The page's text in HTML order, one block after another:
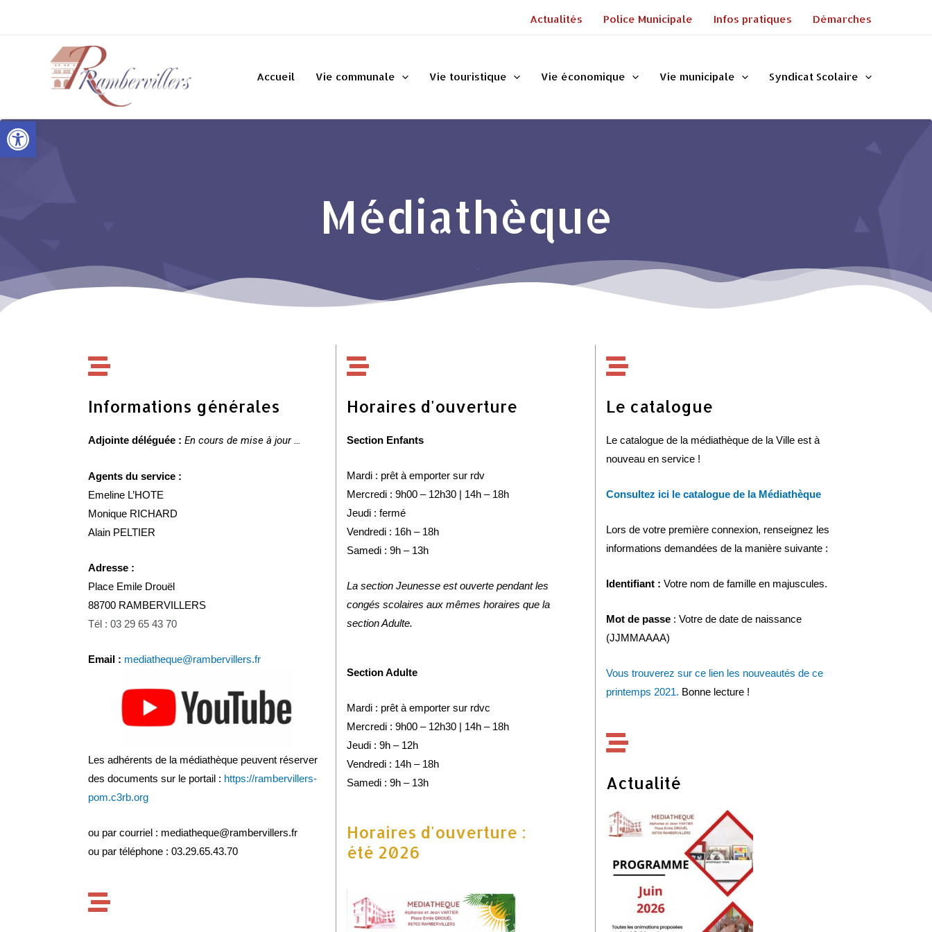
Ouvrir la barre d’outils
Actualités Police Municipale Infos pratiques Démarches
Accueil Vie communale Vie touristique Vie économique Vie municipale Syndicat Scolaire
Médiathèque
Informations générales
Adjointe déléguée : En cours de mise à jour …
Agents du service :
Emeline L’HOTE
Monique RICHARD
Alain PELTIER
Adresse :
Place Emile Drouël
88700 RAMBERVILLERS
Tél : 03 29 65 43 70
Email : mediatheque@rambervillers.fr
Les adhérents de la médiathèque peuvent réserver
des documents sur le portail : https://rambervillers-
pom.c3rb.org
ou par courriel : mediatheque@rambervillers.fr
ou par téléphone : 03.29.65.43.70
Horaires d'ouverture
Section Enfants
Mardi : prêt à emporter sur rdv
Mercredi : 9h00 – 12h30 | 14h – 18h
Jeudi : fermé
Vendredi : 16h – 18h
Samedi : 9h – 13h
La section Jeunesse est ouverte pendant les
congés scolaires aux mêmes horaires que la
section Adulte.
Section Adulte
Mardi : prêt à emporter sur rdvc
Mercredi : 9h00 – 12h30 | 14h – 18h
Jeudi : 9h – 12h
Vendredi : 14h – 18h
Samedi : 9h – 13h
Horaires d'ouverture :
été 2026
Le catalogue
Le catalogue de la médiathèque de la Ville est à
nouveau en service !
Consultez ici le catalogue de la Médiathèque
Lors de votre première connexion, renseignez les
informations demandées de la manière suivante :
Identifiant : Votre nom de famille en majuscules.
Mot de passe : Votre de date de naissance
(JJMMAAAA)
Vous trouverez sur ce lien les nouveautés de ce
printemps 2021. Bonne lecture !
Actualité